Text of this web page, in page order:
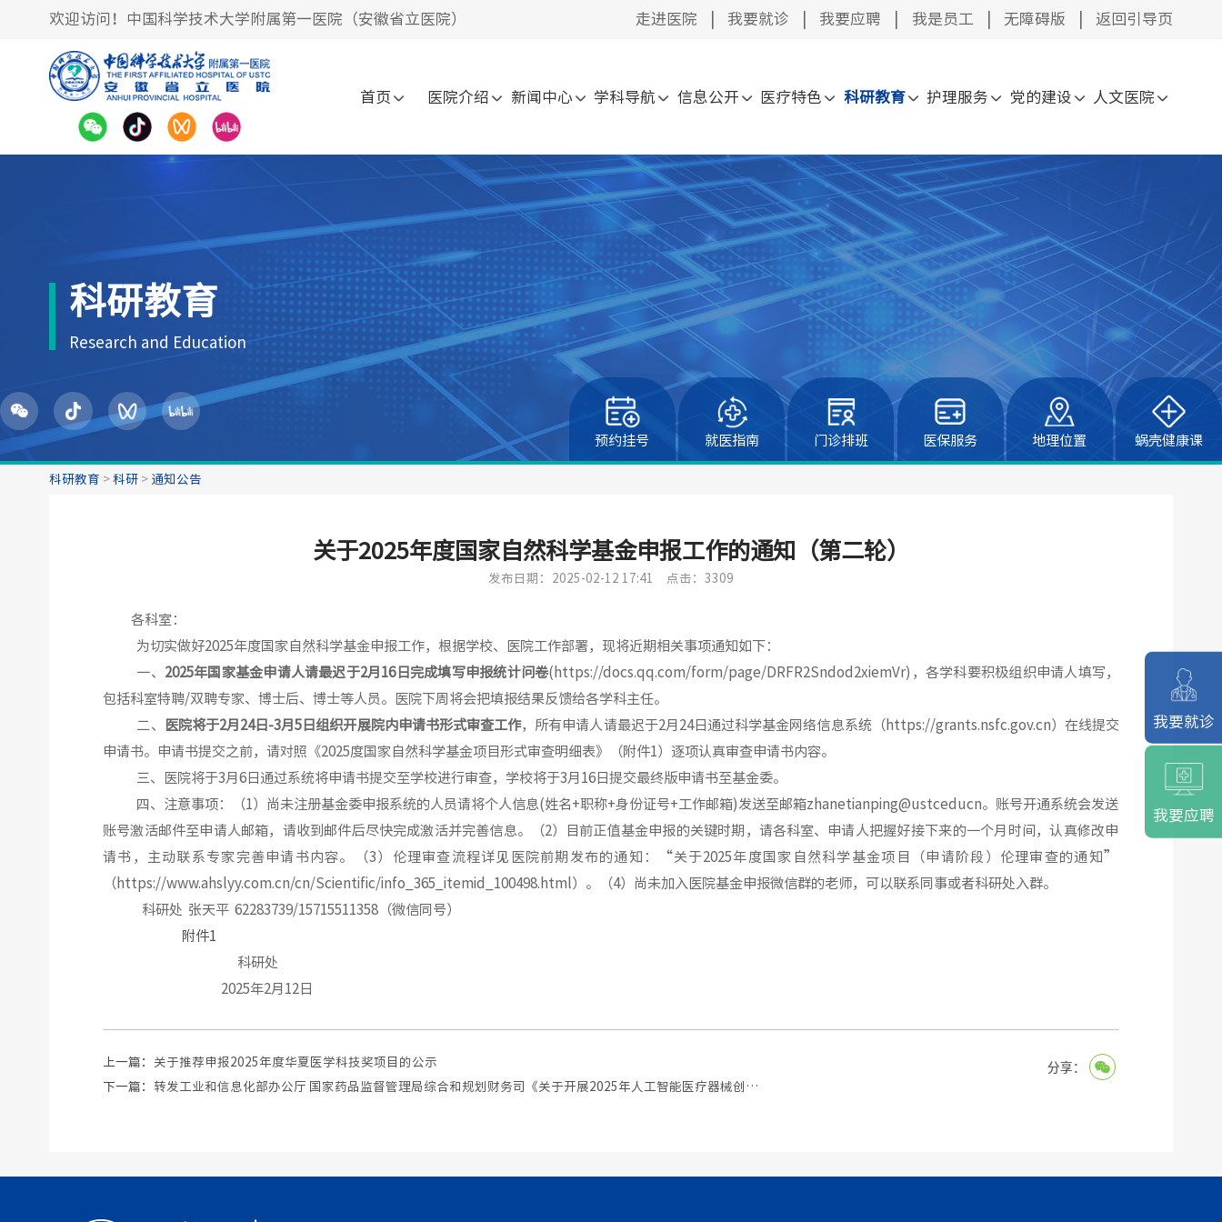
欢迎访问！中国科学技术大学附属第一医院（安徽省立医院） 走进医院 我要就诊 我要应聘 我是员工 无障碍版 返回引导页
首页 医院介绍 新闻中心 学科导航 信息公开 医疗特色 科研教育 护理服务 党的建设 人文医院
科研教育
Research and Education
预约挂号 就医指南 门诊排班 医保服务 地理位置 蜗壳健康课
科研教育 > 科研> 通知公告
关于2025年度国家自然科学基金申报工作的通知（第二轮）
发布日期：2025-02-12 17:41 点击：3309
各科室 ：
为切实做好2025年度国家自然科学基金申报工作，根据学校、医院工作部署，现将近期相关事项通知如下：
一、 2025年国家基金申请人请最迟于2月 16日完成填写申报统计问卷(https://docs.qq.com/form/page/DRFR2Sndod2xiemVr) ，各学科要积极组织申请人填写，
包括科室特聘/双聘专家、博士后、博士等人员。医院下周将会把填报结果反馈给各学科主任。
二、
医院将于2月 24日 -3月5 日组织开展院内申请书形式审查工作，所有申请人请最迟于2 月 24日通过科学基金网络信息系统（ https://grants.nsfc.gov.cn ）在线提交
申请书。 申请书提交之前，请对照《2025度国家自然科学基金项目形式审查明细表》（附件1 ）逐项认真审查申请书内容。
三、
医院将于3 月6 日通过系统将申请书提交至学校进行审查，学校将于3 月 16 日提交最终版申请书至基金委。
四 、注意事项：（1 ）尚未注册基金委申报系统的人员请将个人信息 ( 姓名 +职称+身份证号+工作邮箱) 发送至邮箱zhanetianping@ustceducn。账号开通系统会发送
账号激活邮件至申请人邮箱，请收到邮件后尽快完成激活并完善信息。
（2 ） 目前正值基金申报的关键时期，请各科室、 申请人把握好接下来的一个月时间，认真修改 申
请书，主动联系专家完善申请书内容。（ 3 ）伦理审查流程详见医院前期发布的通知： “关于2025 年度国家自然科学基金项目（申请阶段）伦理审查的通知”
（ https://www.ahslyy.com.cn/cn/Scientific/info_365_itemid_100498.html ） 。（4）尚未加入医院基金申报微信群的老师，可以联系同事或者科研处入群。
科研处 张天平 62283739/15715511358（微信同号）
附件1
科研处
2025年2月12日
分享：
上一篇： 关于推荐申报2025年度华夏医学科技奖项目的公示
下一篇：
转发工业和信息化部办公厅 国家药品监督管理局综合和规划财务司《关于开展2025年人工智能医疗器械创新任务揭榜挂帅工作的通知》
我要就诊
我要应聘